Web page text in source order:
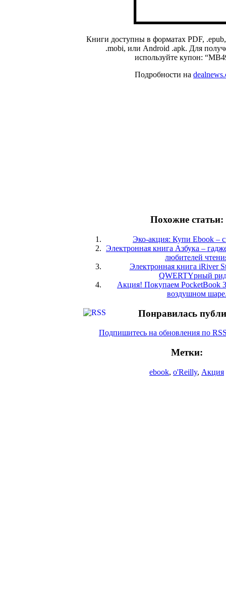
Книги доступны в форматах PDF,
.mobi, или Android .apk. Для
используйте купон:
Подробности на
Похожие статьи:
Эко-акция: Купи Ebook –
Электронная книга Азбука –
любителей
Электронная книга iRiver
QWERTYрный
Акция! Покупаем PocketBook
воздушном
Понравилась
Подпишитесь на обновления по
Метки:
ebook, o'Reilly, Акция